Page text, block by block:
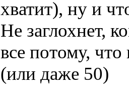
хватит), ну и
Не заглохнет,
все потому,
(или даже 50)